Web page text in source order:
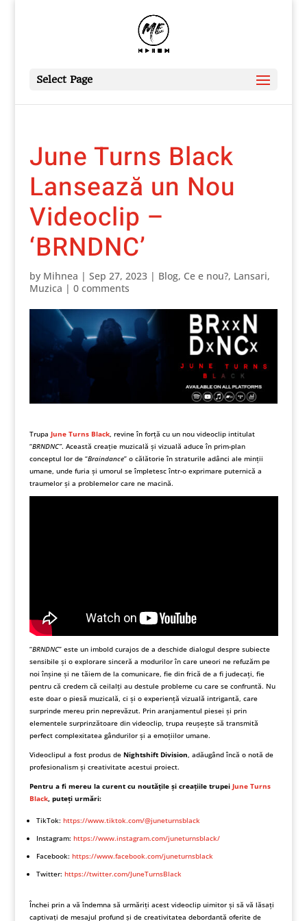
Select Page
June Turns Black
Lansează un Nou
Videoclip –
‘BRNDNC’
by Mihnea | Sep 27, 2023| Blog, Ce e nou?, Lansari,
Muzica | 0 comments
Trupa June Turns Black, revine în forță cu un nou videoclip intitulat
“BRNDNC”. Această creație muzicală și vizuală aduce în prim-plan
conceptul lor de “Braindance” o călătorie în straturile adânci ale minții
umane, unde furia și umorul se împletesc într-o exprimare puternică a
traumelor și a problemelor care ne macină.
“BRNDNC” este un imbold curajos de a deschide dialogul despre subiecte
sensibile și o explorare sinceră a modurilor în care uneori ne refuzăm pe
noi înșine și ne tăiem de la comunicare, fie din frică de a fi judecați, fie
pentru că credem că ceilalți au destule probleme cu care se confruntă. Nu
este doar o piesă muzicală, ci și o experiență vizuală intrigantă, care
surprinde mereu prin neprevăzut. Prin aranjamentul piesei și prin
elementele surprinzătoare din videoclip, trupa reușește să transmită
perfect complexitatea gândurilor și a emoțiilor umane.
Videoclipul a fost produs de Nightshift Division, adăugând încă o notă de
profesionalism și creativitate acestui proiect.
Pentru a fi mereu la curent cu noutățile și creațiile trupei June Turns
Black, puteți urmări:
TikTok: https://www.tiktok.com/@juneturnsblack
Instagram: https://www.instagram.com/juneturnsblack/
Facebook: https://www.facebook.com/juneturnsblack
Twitter: https://twitter.com/JuneTurnsBlack
Închei prin a vă îndemna să urmăriți acest videoclip uimitor și să vă lăsați
captivați de mesajul profund și de creativitatea debordantă oferite de